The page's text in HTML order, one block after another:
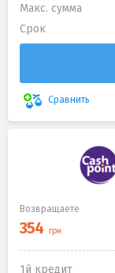
Макс. сумма
Срок
Сравнить
Возвращаете
1й кредит